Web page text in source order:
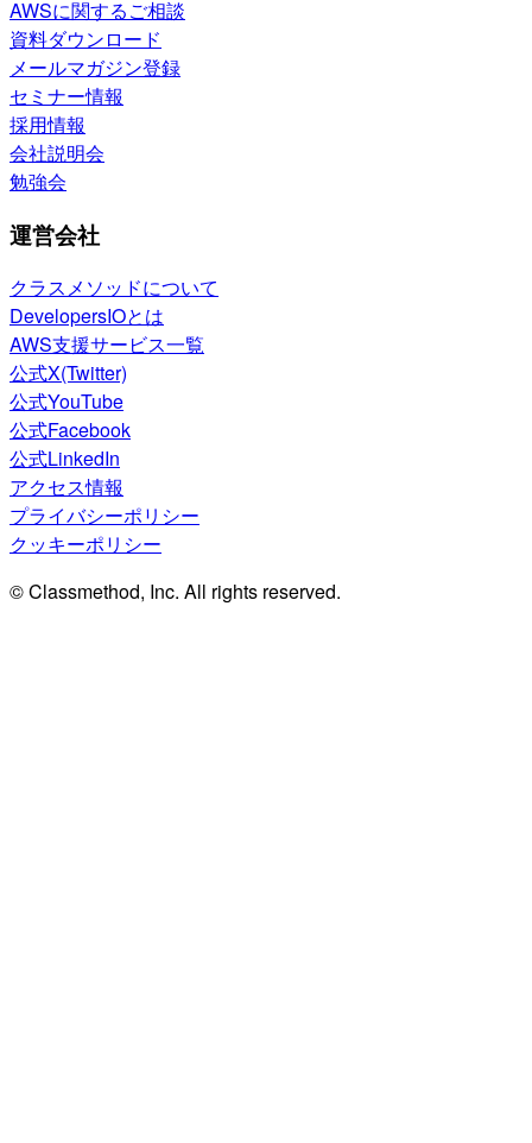
AWSに関するご相談
資料ダウンロード
メールマガジン登録
セミナー情報
採用情報
会社説明会
勉強会
運営会社
クラスメソッドについて
DevelopersIOとは
AWS支援サービス一覧
公式X(Twitter)
公式YouTube
公式Facebook
公式LinkedIn
アクセス情報
プライバシーポリシー
クッキーポリシー
© Classmethod, Inc. All rights reserved.